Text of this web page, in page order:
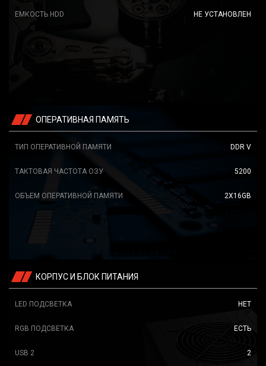
ЕМКОСТЬ HDD НЕ УСТАНОВЛЕН
ОПЕРАТИВНАЯ ПАМЯТЬ
ТИП ОПЕРАТИВНОЙ ПАМЯТИ DDR V
ТАКТОВАЯ ЧАСТОТА ОЗУ 5200
ОБЪЕМ ОПЕРАТИВНОЙ ПАМЯТИ 2X16GB
КОРПУС И БЛОК ПИТАНИЯ
LED ПОДСВЕТКА НЕТ
RGB ПОДСВЕТКА ЕСТЬ
USB 2 2